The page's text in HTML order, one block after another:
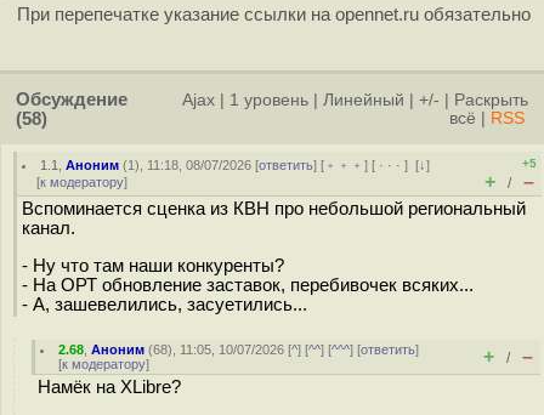
При перепечатке указание ссылки на opennet.ru обязательно
Обсуждение
(58)
Ajax 1 уровень Линейный +/-
Раскрыть
всё
RSS
1.1 ,Аноним (1), 11:18, 08/07/2026 [ответить] [ ﹢﹢﹢] [ · · ·][↓]
[к модератору]
+5
+ / –
Вспоминается сценка из КВН про небольшой региональный
канал.
- Ну что там наши конкуренты?
- На ОРТ обновление заставок, перебивочек всяких...
- А, зашевелились, засуетились...
2.68 ,Аноним (68), 11:05, 10/07/2026 [^] [^^] [^^^] [ответить]
[к модератору] + / –
Намёк на XLibre?